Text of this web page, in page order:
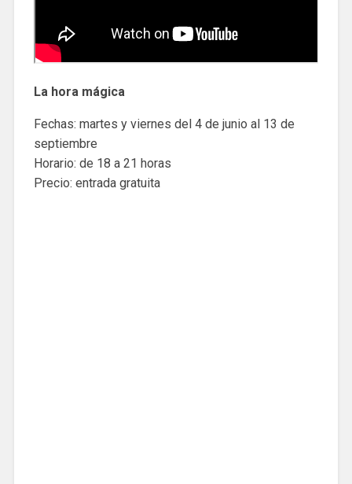
La hora mágica
Fechas: martes y viernes del 4 de junio al 13 de
septiembre
Horario: de 18 a 21 horas
Precio: entrada gratuita